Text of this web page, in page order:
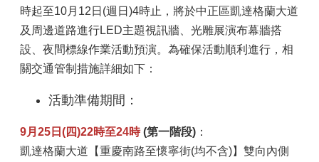
時起至10月12日(週日)4時止，將於中正區凱達格蘭大道
及周邊道路進行LED主題視訊牆、光雕展演布幕牆搭
設、夜間標線作業活動預演。為確保活動順利進行，相
關交通管制措施詳細如下：
活動準備期間：
9月25日(四)22時至24時(第一階段) ：
凱達格蘭大道【重慶南路至懷寧街(均不含)】雙向內側